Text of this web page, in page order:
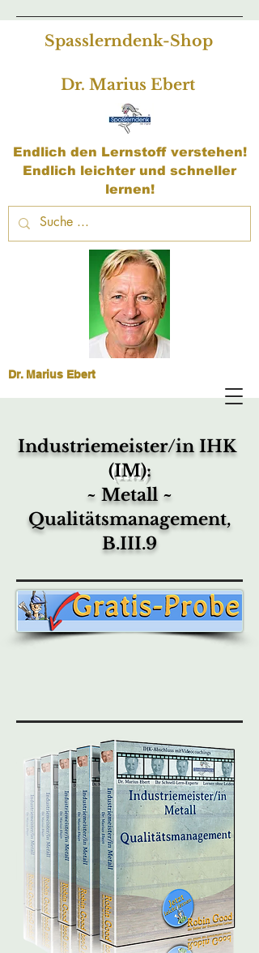
Spasslerndenk-Shop
Dr. Marius Ebert
Endlich den Lernstoff verstehen!
Endlich leichter und schneller
lernen!
Dr. Marius Ebert
Industriemeister/in IHK
(IM):
~ Metall ~
Qualitätsmanagement,
B.III.9